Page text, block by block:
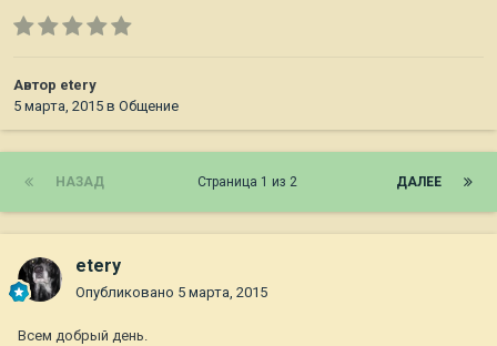
Автор etery
5 марта, 2015 в Общение
НАЗАД ДАЛЕЕ
Страница 1 из 2
etery
Опубликовано 5 марта, 2015
Всем добрый день.